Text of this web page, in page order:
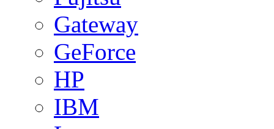
Gateway
GeForce
HP
IBM